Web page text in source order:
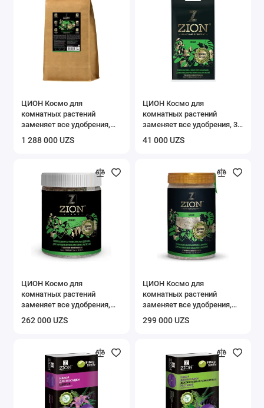
ЦИОН Космо для
комнатных растений
заменяет все удобрения,
1 288 000 UZS
ЦИОН Космо для
комнатных растений
заменяет все удобрения, 30
41 000 UZS
ЦИОН Космо для
комнатных растений
заменяет все удобрения,
262 000 UZS
ЦИОН Космо для
комнатных растений
заменяет все удобрения,
299 000 UZS